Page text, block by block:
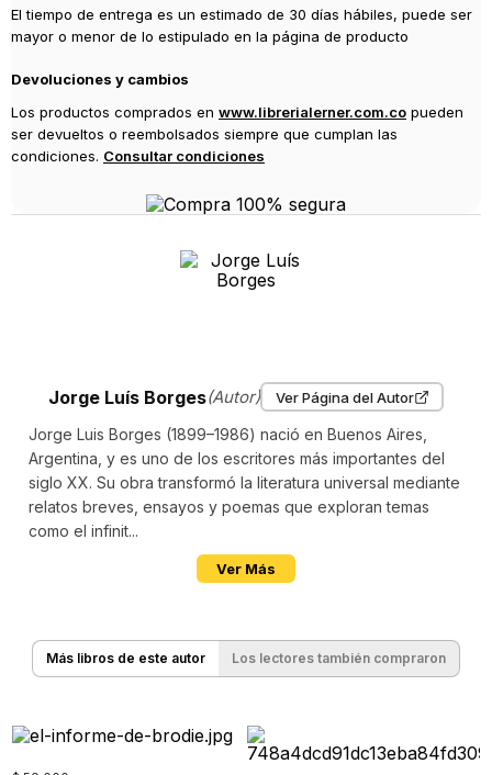
El tiempo de entrega es un estimado de 30 días hábiles, puede ser
mayor o menor de lo estipulado en la página de producto
Devoluciones y cambios
Los productos comprados en www.librerialerner.com.co pueden
ser devueltos o reembolsados siempre que cumplan las
condiciones. Consultar condiciones
Jorge Luís Borges(Autor) Ver Página del Autor
Jorge Luis Borges (1899–1986) nació en Buenos Aires,
Argentina, y es uno de los escritores más importantes del
siglo XX. Su obra transformó la literatura universal mediante
relatos breves, ensayos y poemas que exploran temas
como el infinit...
Ver Más
Más libros de este autor Los lectores también compraron